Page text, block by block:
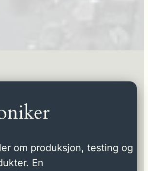
om produksjon, testing og
En